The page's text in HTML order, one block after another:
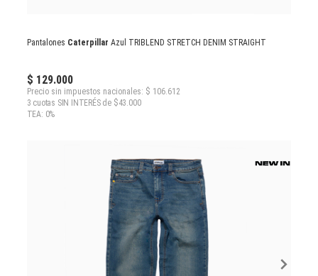
Pantalones Caterpillar Azul TRIBLEND STRETCH DENIM STRAIGHT
$ 129.000
Precio sin impuestos nacionales: $ 106.612
3 cuotas SIN INTERÉS de $43.000
TEA: 0%